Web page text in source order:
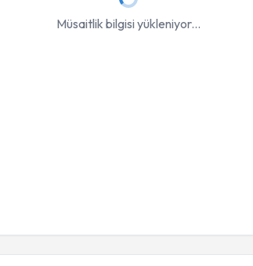
Müsaitlik bilgisi yükleniyor...